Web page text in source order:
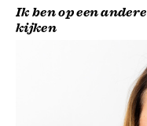
Ik ben op een
kijken